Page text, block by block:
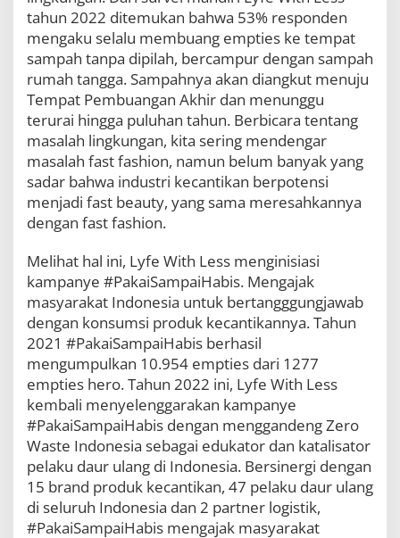
t
y
tahun 2022 ditemukan bahwa 53% responden
mengaku selalu membuang empties ke tempat
sampah tanpa dipilah, bercampur dengan sampah
rumah tangga. Sampahnya akan diangkut menuju
Tempat Pembuangan Akhir dan menunggu
terurai hingga puluhan tahun. Berbicara tentang
masalah lingkungan, kita sering mendengar
masalah fast fashion, namun belum banyak yang
sadar bahwa industri kecantikan berpotensi
menjadi fast beauty, yang sama meresahkannya
dengan fast fashion.
Melihat hal ini, Lyfe With Less menginisiasi
kampanye #PakaiSampaiHabis. Mengajak
masyarakat Indonesia untuk bertangggungjawab
dengan konsumsi produk kecantikannya. Tahun
2021 #PakaiSampaiHabis berhasil
mengumpulkan 10.954 empties dari 1277
empties hero. Tahun 2022 ini, Lyfe With Less
kembali menyelenggarakan kampanye
#PakaiSampaiHabis dengan menggandeng Zero
Waste Indonesia sebagai edukator dan katalisator
pelaku daur ulang di Indonesia. Bersinergi dengan
15 brand produk kecantikan, 47 pelaku daur ulang
di seluruh Indonesia dan 2 partner logistik,
#PakaiSampaiHabis mengajak masyarakat